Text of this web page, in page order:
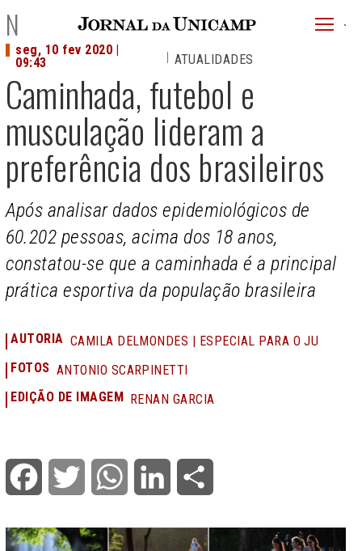
JU
NOTÍCIAS
Caminhada, futebol e
musculação lideram a
preferência dos brasileiros
seg, 10 fev 2020 |
09:43
ATUALIDADES
Após analisar dados epidemiológicos de
60.202 pessoas, acima dos 18 anos,
constatou-se que a caminhada é a principal
prática esportiva da população brasileira
AUTORIA CAMILA DELMONDES | ESPECIAL PARA O JU
FOTOS ANTONIO SCARPINETTI
EDIÇÃO DE IMAGEM RENAN GARCIA
Facebook Twitter WhatsApp LinkedIn